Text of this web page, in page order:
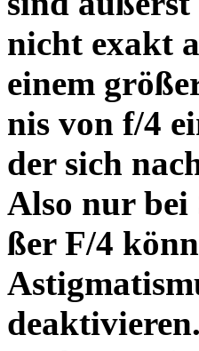
nicht exakt
einem
nis von f/4
der sich
Also nur bei
ßer F/4